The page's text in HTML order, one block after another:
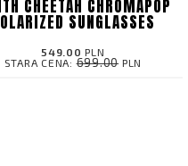
CHEETAH CHROMAPOP
SUNGLASSES
549.00 PLN
STARA CENA:699.00 PLN